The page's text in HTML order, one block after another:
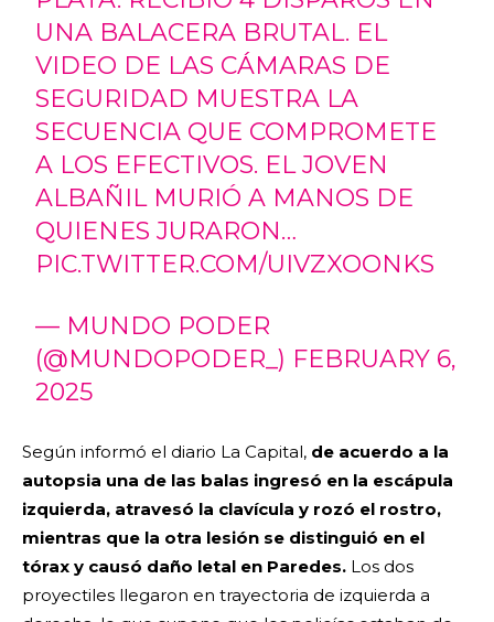
UNA BALACERA BRUTAL. EL
VIDEO DE LAS CÁMARAS DE
SEGURIDAD MUESTRA LA
SECUENCIA QUE COMPROMETE
A LOS EFECTIVOS. EL JOVEN
ALBAÑIL MURIÓ A MANOS DE
QUIENES JURARON…
PIC.TWITTER.COM/UIVZXOONKS
— MUNDO PODER
(@MUNDOPODER_) FEBRUARY 6,
2025
Según informó el diario La Capital, de acuerdo a la
autopsia una de las balas ingresó en la escápula
izquierda, atravesó la clavícula y rozó el rostro,
mientras que la otra lesión se distinguió en el
tórax y causó daño letal en Paredes. Los dos
proyectiles llegaron en trayectoria de izquierda a